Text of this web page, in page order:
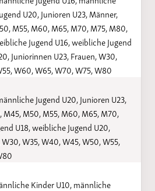
U20, Junioren U23, Männer,
M55, M60, M65, M70, M75, M80,
Jugend U16, weibliche Jugend
Juniorinnen U23, Frauen, W30,
W60, W65, W70, W75, W80
Jugend U20, Junioren U23,
M50, M55, M60, M65, M70,
U18, weibliche Jugend U20,
W35, W40, W45, W50, W55,
Kinder U10, männliche